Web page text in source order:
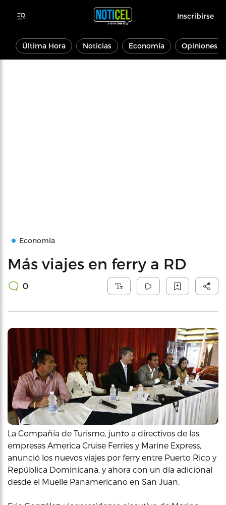
Inscribirse
Última Hora Noticias Economía Opiniones
Economía
Más viajes en ferry a RD
0
La Compañía de Turismo, junto a directivos de las
empresas America Cruise Ferries y Marine Express,
anunció los nuevos viajes por ferry entre Puerto Rico y
República Dominicana, y ahora con un día adicional
desde el Muelle Panamericano en San Juan.